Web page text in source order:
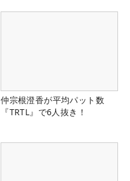
仲宗根澄香が平均パット数
『TRTL』で6人抜き！